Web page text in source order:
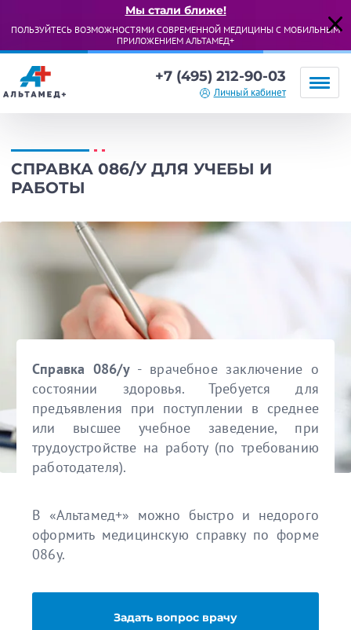
Мы стали ближе!
ПОЛЬЗУЙТЕСЬ ВОЗМОЖНОСТЯМИ СОВРЕМЕННОЙ МЕДИЦИНЫ С МОБИЛЬНЫМ
ПРИЛОЖЕНИЕМ АЛЬТАМЕД+
+7 (495) 212-90-03
Личный кабинет
СПРАВКА 086/У ДЛЯ УЧЕБЫ И
РАБОТЫ
Справка 086/у- врачебное заключение о
состоянии здоровья. Требуется для
предъявления при поступлении в среднее
или высшее учебное заведение, при
трудоустройстве на работу (по требованию
работодателя).
В «Альтамед+» можно быстро и недорого
оформить медицинскую справку по форме
086у.
Задать вопрос врачу